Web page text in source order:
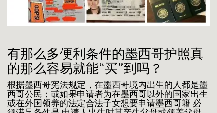
有那么多便利条件的墨西哥护照真
的那么容易就能“买”到吗？
根据墨西哥宪法规定，在墨西哥境内出生的人都是墨
西哥公民；或如果申请者为在墨西哥以外的国家出生
或在外国领养的法定合法子女想要申请墨西哥籍 必